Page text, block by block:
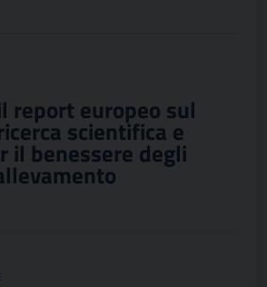
report europeo sul
scientifica e
il benessere degli